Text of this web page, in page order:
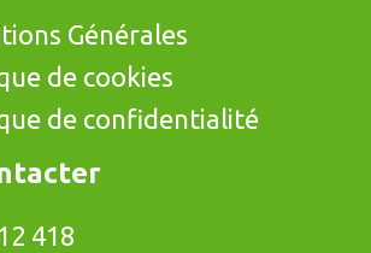
Générales
de cookies
de confidentialité
418